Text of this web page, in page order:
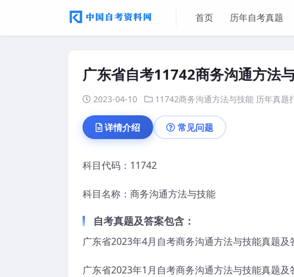
首页 历年自考真题
广东省自考11742商务沟通方法
2023-04-10 11742商务沟通方法与技能 历年真题
详情介绍 常见问题
科目代码： 11742
科目名称：商务沟通方法与技能
自考真题及答案包含：
广东省2023年4月自考商务沟通方法与技能真题及
广东省2023年1月自考商务沟通方法与技能真题及